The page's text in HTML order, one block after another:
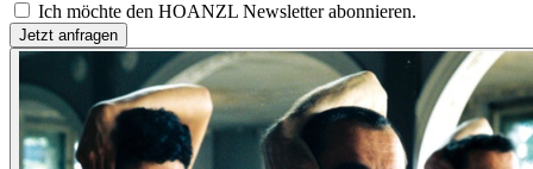
Ich möchte den HOANZL Newsletter abonnieren.